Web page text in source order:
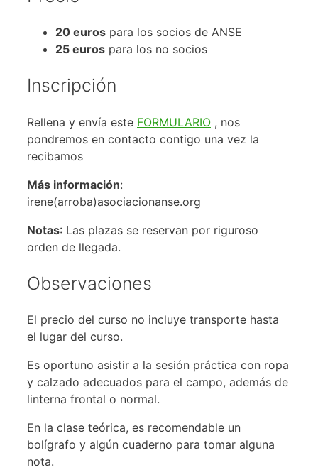
20 euros para los socios de ANSE
25 euros para los no socios
Inscripción
Rellena y envía este FORMULARIO , nos
pondremos en contacto contigo una vez la
recibamos
Más información:
irene(arroba)asociacionanse.org
Notas: Las plazas se reservan por riguroso
orden de llegada.
Observaciones
El precio del curso no incluye transporte hasta
el lugar del curso.
Es oportuno asistir a la sesión práctica con ropa
y calzado adecuados para el campo, además de
linterna frontal o normal.
En la clase teórica, es recomendable un
bolígrafo y algún cuaderno para tomar alguna
nota.